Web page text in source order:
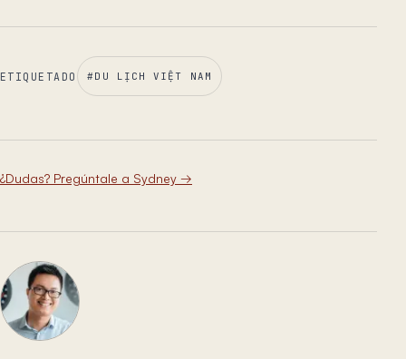
ETIQUETADO #DU LỊCH VIỆT NAM
¿Dudas? Pregúntale a Sydney →